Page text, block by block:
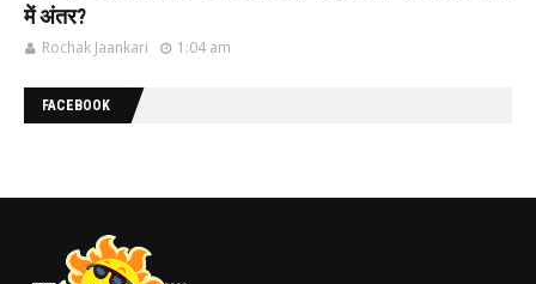
में अंतर?
Rochak Jaankari 1:04 am
FACEBOOK